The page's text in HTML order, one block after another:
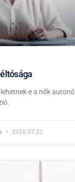
e a nők
2026.07.22.